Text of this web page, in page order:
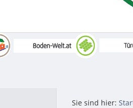
Sie sind hier: